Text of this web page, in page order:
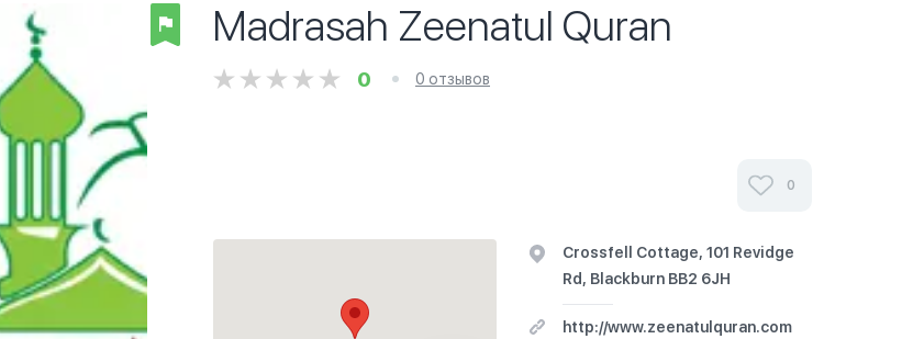
Madrasah Zeenatul Quran
0 0 отзывов
0
Crossfell Cottage, 101 Revidge
Rd, Blackburn BB2 6JH
http://www.zeenatulquran.com